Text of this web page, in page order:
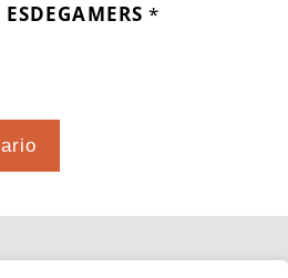
ESDEGAMERS *